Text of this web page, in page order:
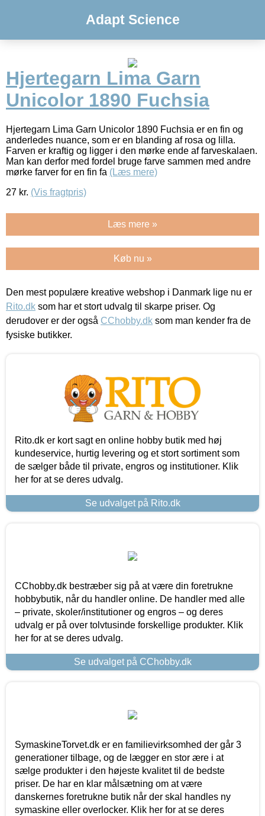
Adapt Science
Hjertegarn Lima Garn
Unicolor 1890 Fuchsia
Hjertegarn Lima Garn Unicolor 1890 Fuchsia er en fin og
anderledes nuance, som er en blanding af rosa og lilla.
Farven er kraftig og ligger i den mørke ende af farveskalaen.
Man kan derfor med fordel bruge farve sammen med andre
mørke farver for en fin fa (Læs mere)
27 kr. (Vis fragtpris)
Læs mere »
Køb nu »
Den mest populære kreative webshop i Danmark lige nu er
Rito.dk som har et stort udvalg til skarpe priser. Og
derudover er der også CChobby.dk som man kender fra de
fysiske butikker.
Rito.dk er kort sagt en online hobby butik med høj
kundeservice, hurtig levering og et stort sortiment som
de sælger både til private, engros og institutioner. Klik
her for at se deres udvalg.
Se udvalget på Rito.dk
CChobby.dk bestræber sig på at være din foretrukne
hobbybutik, når du handler online. De handler med alle
– private, skoler/institutioner og engros – og deres
udvalg er på over tolvtusinde forskellige produkter. Klik
her for at se deres udvalg.
Se udvalget på CChobby.dk
SymaskineTorvet.dk er en familievirksomhed der går 3
generationer tilbage, og de lægger en stor ære i at
sælge produkter i den højeste kvalitet til de bedste
priser. De har en klar målsætning om at være
danskernes foretrukne butik når der skal handles ny
symaskine eller overlocker. Klik her for at se deres